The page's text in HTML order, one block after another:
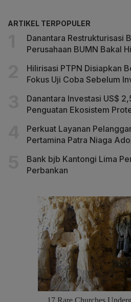
ARTIKEL TERPOPULER
Danantara Restrukturisasi
Perusahaan BUMN Bakal
Hilirisasi PTPN Disiapkan
Fokus Uji Coba Sebelum
Danantara Investasi US$
Penguatan Ekosistem
Perkuat Layanan
Pertamina Patra Niaga
Bank bjb Kantongi Lima
Perbankan